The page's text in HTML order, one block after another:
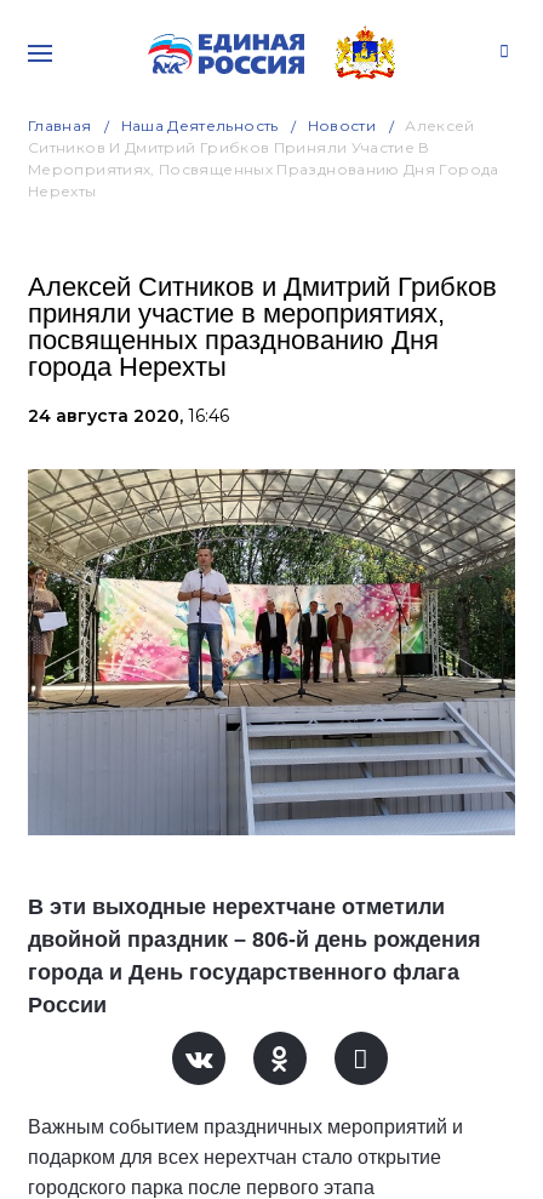
Главная Наша Деятельность Новости
Алексей
Ситников И Дмитрий Грибков Приняли Участие В
Мероприятиях, Посвященных Празднованию Дня Города
Нерехты
Алексей Ситников и Дмитрий Грибков
приняли участие в мероприятиях,
посвященных празднованию Дня
города Нерехты
24 августа 2020, 16:46
В эти выходные нерехтчане отметили
двойной праздник – 806-й день рождения
города и День государственного флага
России
Важным событием праздничных мероприятий и
подарком для всех нерехтчан стало открытие
городского парка после первого этапа